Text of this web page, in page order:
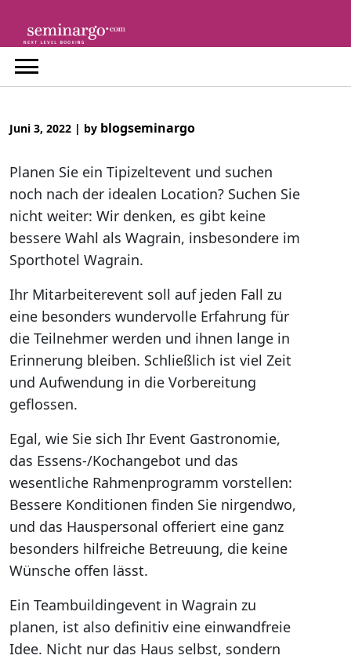
content
Juni 3, 2022 | by blogseminargo
Planen Sie ein Tipizeltevent und suchen
noch nach der idealen Location? Suchen Sie
nicht weiter: Wir denken, es gibt keine
bessere Wahl als Wagrain, insbesondere im
Sporthotel Wagrain.
Ihr Mitarbeiterevent soll auf jeden Fall zu
eine besonders wundervolle Erfahrung für
die Teilnehmer werden und ihnen lange in
Erinnerung bleiben. Schließlich ist viel Zeit
und Aufwendung in die Vorbereitung
geflossen.
Egal, wie Sie sich Ihr Event Gastronomie,
das Essens-/Kochangebot und das
wesentliche Rahmenprogramm vorstellen:
Bessere Konditionen finden Sie nirgendwo,
und das Hauspersonal offeriert eine ganz
besonders hilfreiche Betreuung, die keine
Wünsche offen lässt.
Ein Teambuildingevent in Wagrain zu
planen, ist also definitiv eine einwandfreie
Idee. Nicht nur das Haus selbst, sondern